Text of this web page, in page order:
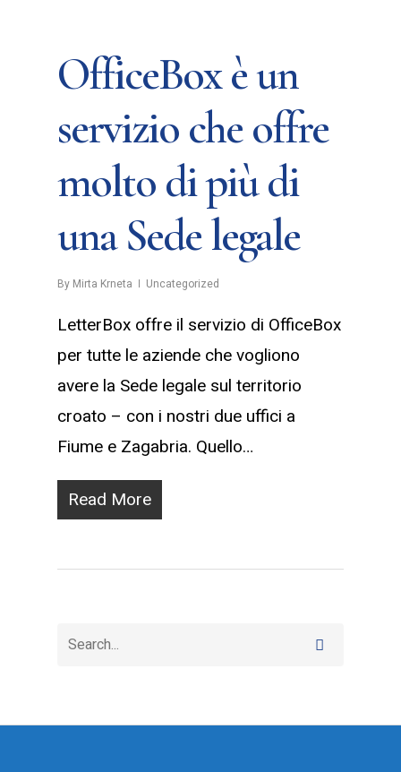
OfficeBox è un
servizio che offre
molto di più di
una Sede legale
By Mirta Krneta Uncategorized
LetterBox offre il servizio di OfficeBox
per tutte le aziende che vogliono
avere la Sede legale sul territorio
croato – con i nostri due uffici a
Fiume e Zagabria. Quello…
Read More